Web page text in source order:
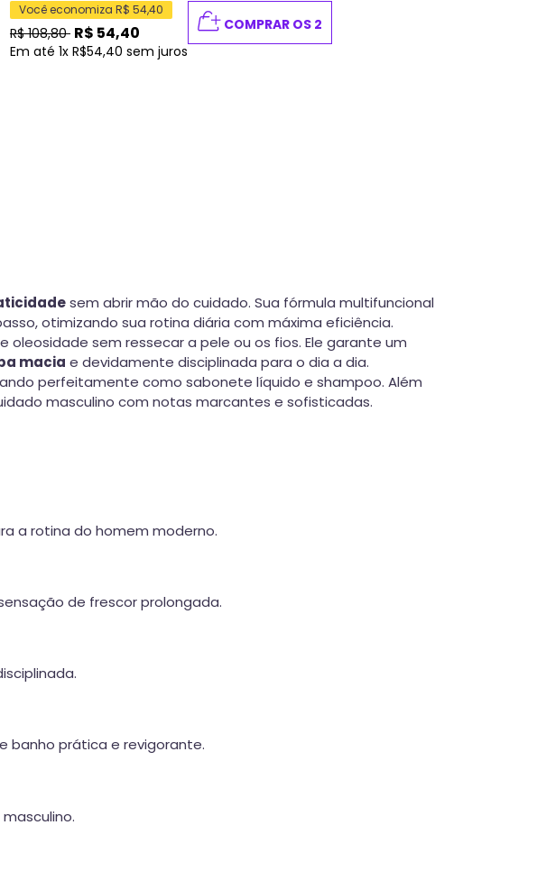
Você economiza R$ 54,40
R$108,80 R$ 54,40
Em até 1x R$54,40 sem juros
COMPRAR OS 2
sem abrir mão do cuidado. Sua fórmula multifuncional
otimizando sua rotina diária com máxima eficiência.
sem ressecar a pele ou os fios. Ele garante um
macia e devidamente disciplinada para o dia a dia.
perfeitamente como sabonete líquido e shampoo. Além
masculino com notas marcantes e sofisticadas.
a rotina do homem moderno.
de frescor prolongada.
banho prática e revigorante.